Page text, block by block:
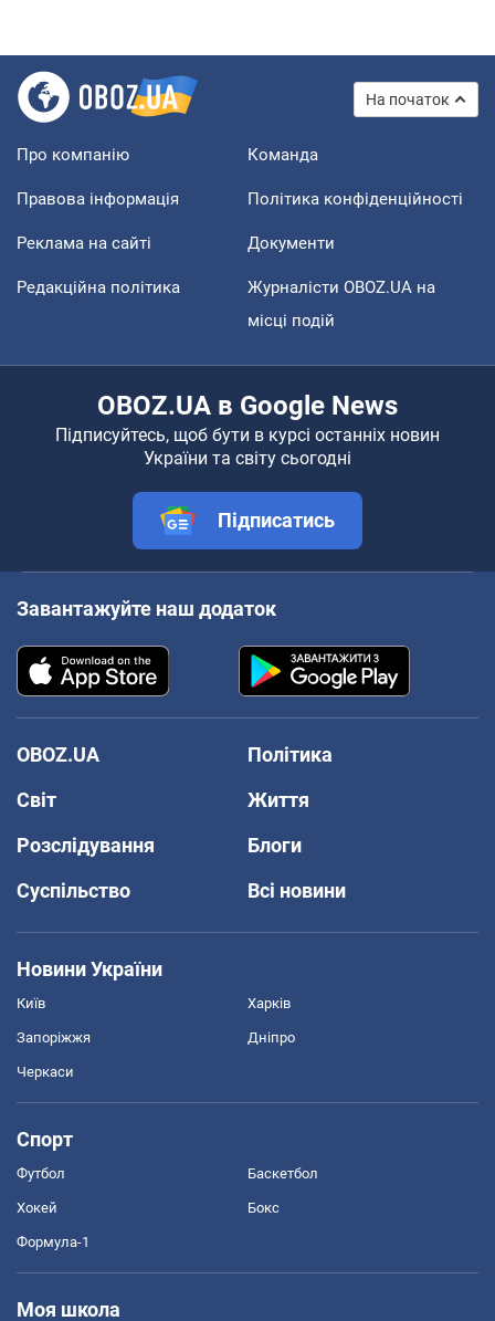
На початок
Про компанію Команда
Правова інформація Політика конфіденційності
Реклама на сайті Документи
Редакційна політика
Журналісти OBOZ.UA на
місці подій
OBOZ.UA в Google News
Підписуйтесь, щоб бути в курсі останніх новин
України та світу сьогодні
Підписатись
Завантажуйте наш додаток
OBOZ.UA
Політика
Світ
Життя
Розслідування
Блоги
Суспільство
Всі новини
Новини України
Київ Харків
Запоріжжя Дніпро
Черкаси
Спорт
Футбол Баскетбол
Хокей Бокс
Формула-1
Моя школа